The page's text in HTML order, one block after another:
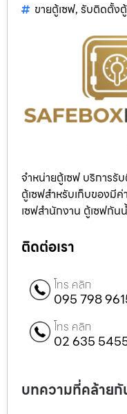
ขายตู้เซฟ, รับติดตั้ง
จำหน่ายตู้เซฟ บริการรั
ตู้เซฟสำหรับเก็บของมีค่
เซฟสำนักงาน ตู้เซฟกัน
ติดต่อเรา
โทร คลิก
095 798
โทร คลิก
02 635
บทความที่คล้ายกั